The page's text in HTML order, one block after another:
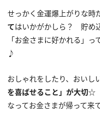
せっかく金運爆上がりな時
てはいかがかしら？ 貯め
「お金さまに好かれる」
♪
おしゃれをしたり、おいし
を喜ばせること」が大切☆
なってお金さまが帰って